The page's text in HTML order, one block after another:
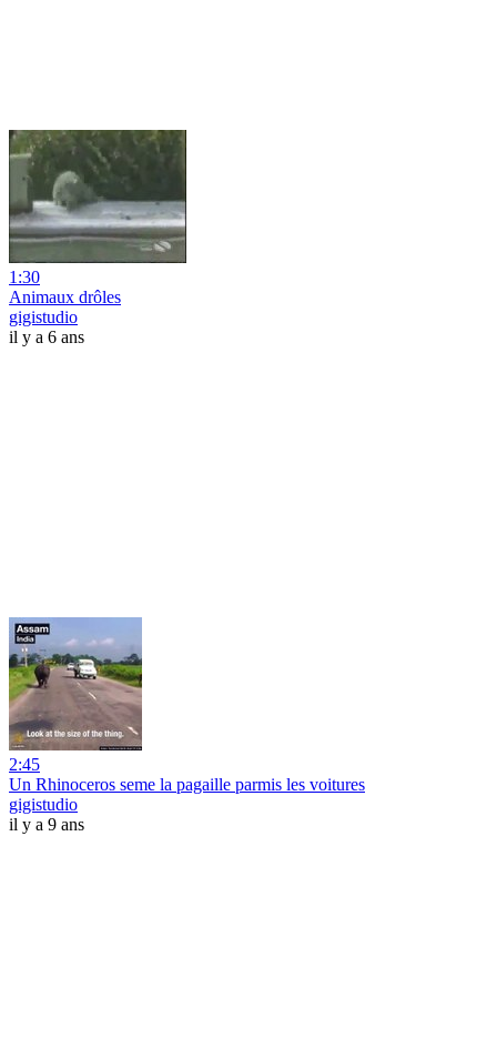
1:30
Animaux drôles
gigistudio
il y a 6 ans
2:45
Un Rhinoceros seme la pagaille parmis les voitures
gigistudio
il y a 9 ans